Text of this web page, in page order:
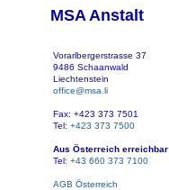
MSA Anstalt
Vorarlbergerstrasse 37
9486 Schaanwald
Liechtenstein
office@msa.li
Fax: +423 373 7501
Tel: +423 373 7500
Aus Österreich erreichbar
Tel: +43 660 373 7100
AGB Österreich